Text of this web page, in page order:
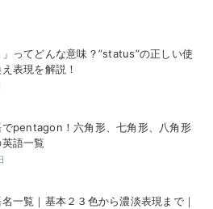
」ってどんな意味？”status”の正しい使
表現を解説！
でpentagon！六角形、七角形、八角形
語一覧
名一覧｜基本２３色から濃淡表現まで｜